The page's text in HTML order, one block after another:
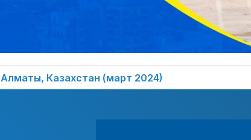
Алматы, Казахстан (март 2024)